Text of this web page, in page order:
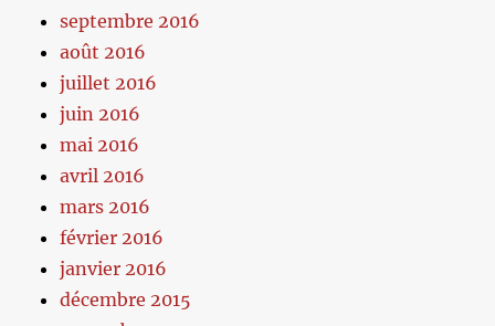
septembre 2016
août 2016
juillet 2016
juin 2016
mai 2016
avril 2016
mars 2016
février 2016
janvier 2016
décembre 2015